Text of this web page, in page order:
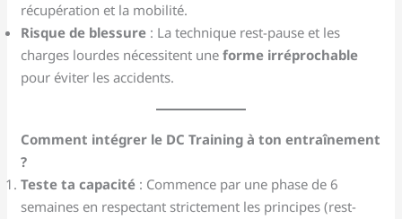
récupération et la mobilité.
Risque de blessure : La technique rest-pause et les
charges lourdes nécessitent uneforme irréprochable
pour éviter les accidents.
Comment intégrer le DC Training à ton entraînement
?
Teste ta capacité : Commence par une phase de 6
semaines en respectant strictement les principes (rest-